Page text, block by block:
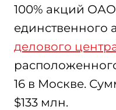
100% акций ОАО
единственного
делового
16 в Москве.
$133 млн.